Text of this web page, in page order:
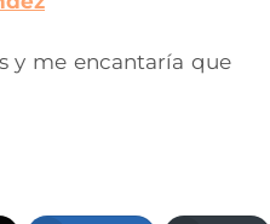
y me encantaría que